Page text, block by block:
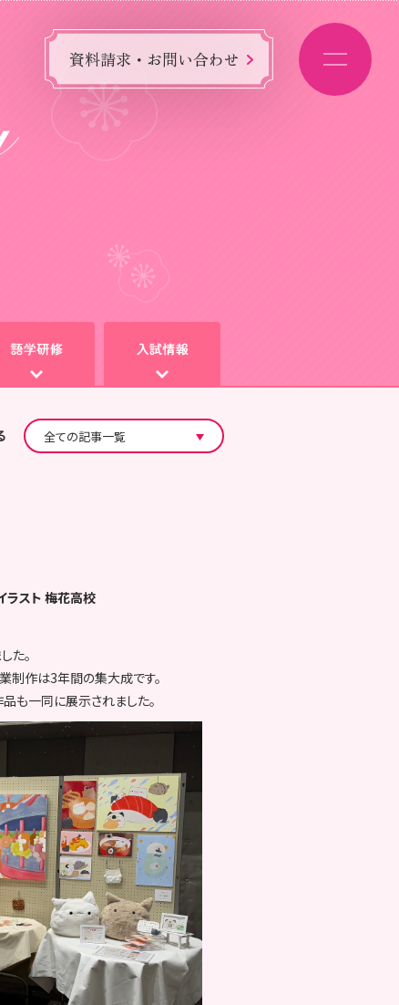
資料請求・お問い合わせ
ラスト 梅花高校
た。
制作は3年間の集大成です。
も一同に展示されました。